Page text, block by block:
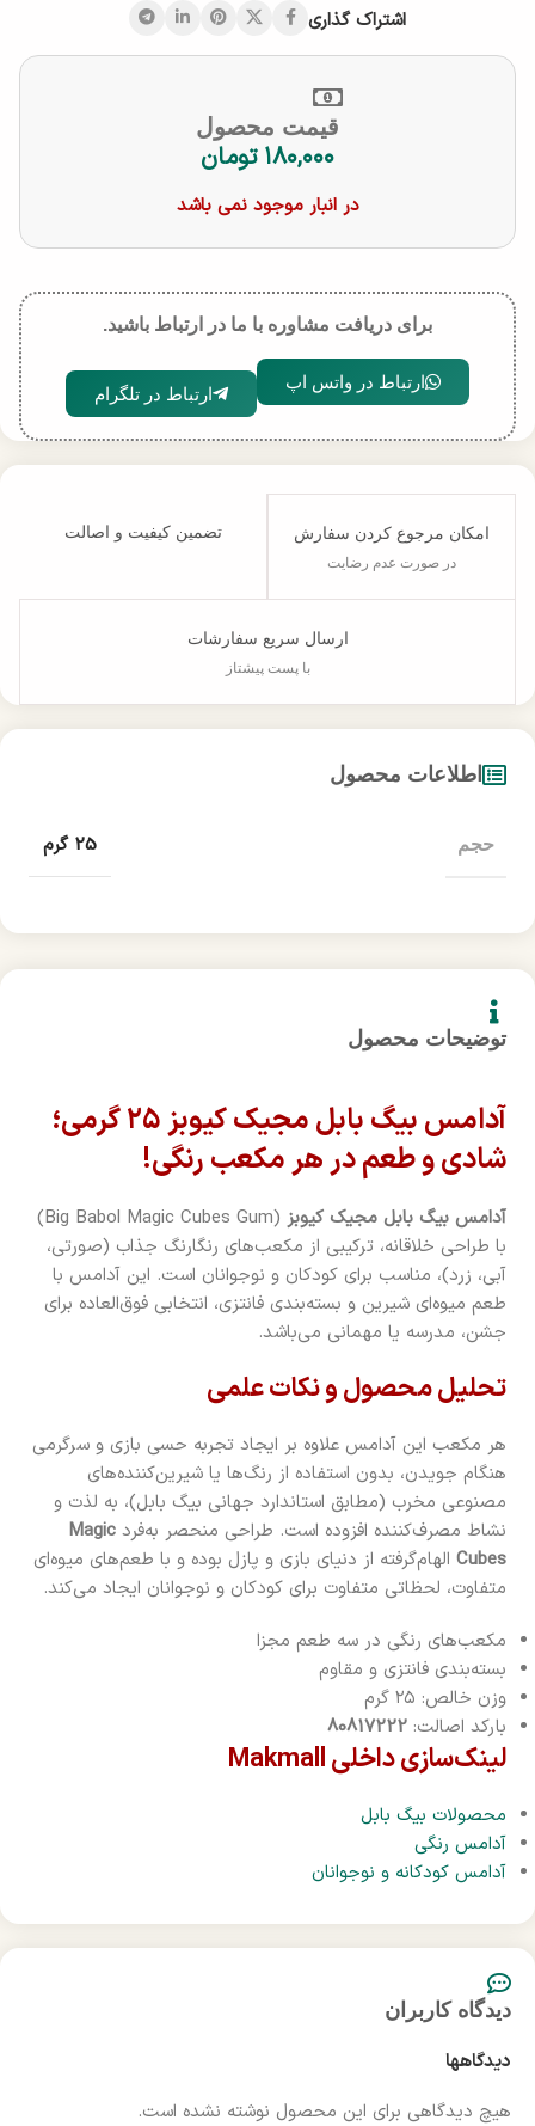
اشتراک گذاری
قیمت محصول
۱۸۰,۰۰۰ تومان
در انبار موجود نمی باشد
برای دریافت مشاوره با ما در ارتباط باشید.
ارتباط در واتس اپ
ارتباط در تلگرام
امکان مرجوع کردن سفارش
در صورت عدم رضایت
تضمین کیفیت و اصالت
ارسال سریع سفارشات
با پست پیشتاز
توضیحات محصول
آدامس بیگ بابل مجیک کیوبز ۲۵ گرمی؛
شادی و طعم در هر مکعب رنگی!
آدامس بیگ بابل مجیک کیوبز
(Big Babol Magic Cubes Gum)
با طراحی خلاقانه، ترکیبی از مکعب‌های رنگارنگ جذاب (صورتی،
آبی، زرد)، مناسب برای کودکان و نوجوانان است. این آدامس با
طعم میوه‌ای شیرین و بسته‌بندی فانتزی، انتخابی فوق‌العاده برای
جشن، مدرسه یا مهمانی می‌باشد.
تحلیل محصول و نکات علمی
هر مکعب این آدامس علاوه بر ایجاد تجربه حسی بازی و سرگرمی
هنگام جویدن، بدون استفاده از رنگ‌ها یا شیرین‌کننده‌های
مصنوعی مخرب (مطابق استاندارد جهانی بیگ بابل)، به لذت و
نشاط مصرف‌کننده افزوده است. طراحی منحصر به‌فرد Magic
Cubes الهام‌گرفته از دنیای بازی و پازل بوده و با طعم‌های میوه‌ای
متفاوت، لحظاتی متفاوت برای کودکان و نوجوانان ایجاد می‌کند.
مکعب‌های رنگی در سه طعم مجزا
بسته‌بندی فانتزی و مقاوم
وزن خالص: ۲۵ گرم
بارکد اصالت: 80817222
لینک‌سازی داخلی Makmall
محصولات بیگ بابل
آدامس رنگی
آدامس کودکانه و نوجوانان
اطلاعات محصول
حجم 25 گرم
دیدگاه کاربران
دیدگاهها
هیچ دیدگاهی برای این محصول نوشته نشده است.